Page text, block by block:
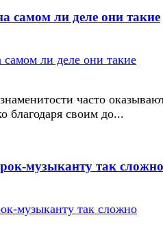
самом ли деле они такие
часто
благодаря своим до...
музыканту так сложно